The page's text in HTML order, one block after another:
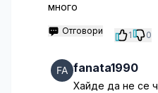
много
Отговори 1 0
fanata1990
Хайде да не се